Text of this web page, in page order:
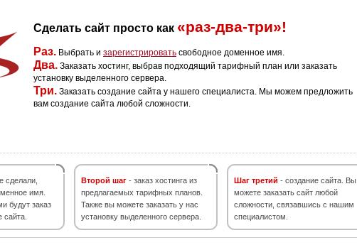
Сделать сайт просто как «раз-два-три»!
Раз. Выбрать и зарегистрировать свободное доменное имя.
Два. Заказать хостинг, выбрав подходящий тарифный план или заказать
установку выделенного сервера.
Три. Заказать создание сайта у нашего специалиста. Мы можем предложить
вам создание сайта любой сложности.
сделали,
имя.
будут заказ
сайта.
Второй шаг - заказ хостинга из
предлагаемых тарифных планов.
Также вы можете заказать у нас
установку выделенного сервера.
Шаг третий - создание сайта. Вы
можете заказать сайт любой
сложности, связавшись с нашим
специалистом.